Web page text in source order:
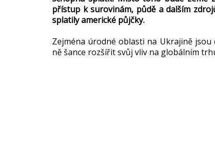
přístup k surovinám, půdě a dalším
splatily americké půjčky.
Zejména úrodné oblasti na Ukrajině
ně šance rozšířit svůj vliv na globálním